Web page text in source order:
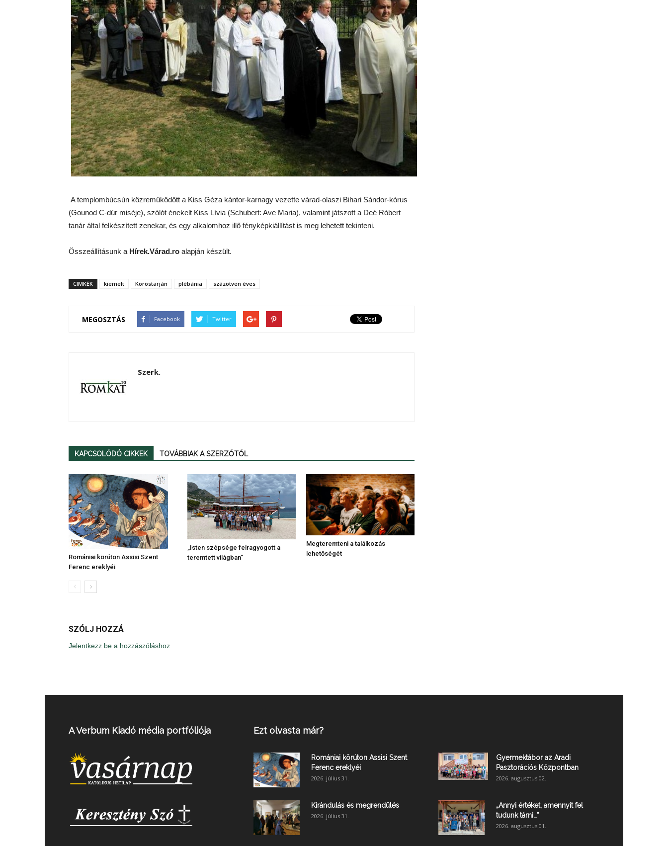
A templombúcsún közreműködött a Kiss Géza kántor-karnagy vezette várad-olaszi Bihari Sándor-kórus
(Gounod C-dúr miséje), szólót énekelt Kiss Lívia (Schubert: Ave Maria), valamint játszott a Deé Róbert
tanár által felkészített zenekar, és egy alkalomhoz illő fényképkiállítást is meg lehetett tekinteni.
Összeállításunk a Hírek.Várad.ro alapján készült.
CIMKÉK kiemelt Köröstarján plébánia százötven éves
MEGOSZTÁS Facebook Twitter
Szerk.
KAPCSOLÓDÓ CIKKEK TOVÁBBIAK A SZERZŐTŐL
Romániai körúton Assisi Szent
Ferenc ereklyéi
„Isten szépsége felragyogott a
teremtett világban”
Megteremteni a találkozás
lehetőségét
SZÓLJ HOZZÁ
Jelentkezz be a hozzászóláshoz
A Verbum Kiadó média portfóliója Ezt olvasta már?
Romániai körúton Assisi Szent
Ferenc ereklyéi
2026. július 31.
Gyermektábor az Aradi
Pasztorációs Központban
2026. augusztus 02.
Kirándulás és megrendülés
2026. július 31.
„Annyi értéket, amennyit fel
tudunk tárni…”
2026. augusztus 01.